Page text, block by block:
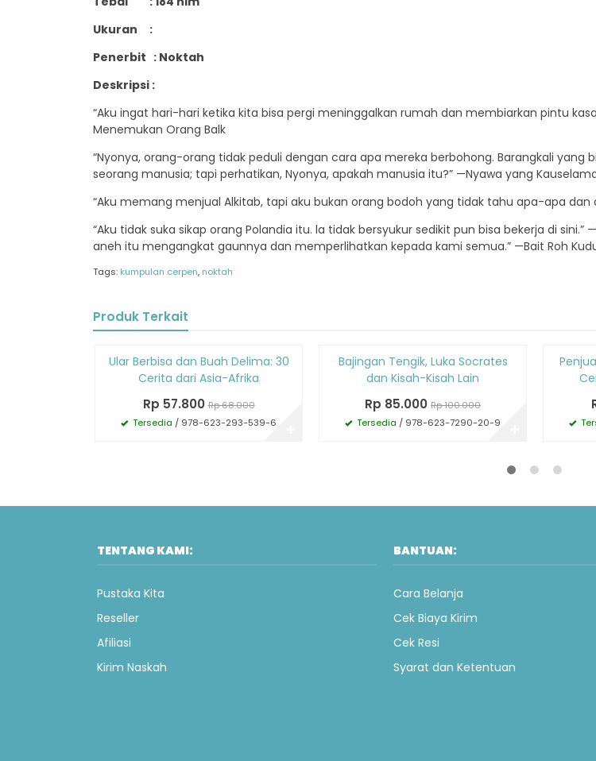
Ukuran :
Penerbit : Noktah
Deskripsi :
“Aku ingat hari-hari ketika kita bisa pergi meninggalkan rumah dan membiarkan pintu
Menemukan Orang Balk
“Nyonya, orang-orang tidak peduli dengan cara apa mereka berbohong. Barangkali
seorang manusia; tapi perhatikan, Nyonya, apakah manusia itu?” —Nyawa yang
“Aku memang menjual Alkitab, tapi aku bukan orang bodoh yang tidak tahu apa-apa dan
“Aku tidak suka sikap orang Polandia itu. la tidak bersyukur sedikit pun bisa bekerja di
aneh itu mengangkat gaunnya dan memperlihatkan kepada kami semua.” —Bait Roh
Tags: kumpulan cerpen, noktah
Produk Terkait
Diskon
15%
Ular Berbisa dan Buah Delima: 30
Cerita dari Asia-Afrika
Rp 57.800 Rp 68.000
Tersedia / 978-623-293-539-6
Diskon
15%Bajingan Tengik, Luka Socrates
dan Kisah-Kisah Lain
Rp 85.000 Rp 100.000
Tersedia / 978-623-7290-20-9
Diskon
15%
TENTANG KAMI:
Pustaka Kita
Reseller
Afiliasi
Kirim Naskah
BANTUAN:
Cara Belanja
Cek Biaya Kirim
Cek Resi
Syarat dan Ketentuan